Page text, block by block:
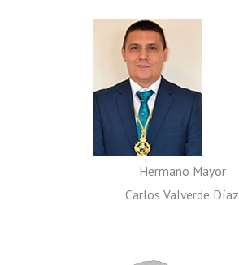
Hermano Mayor
Carlos Valverde Díaz